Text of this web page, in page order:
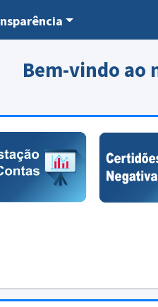
Bem-vindo ao